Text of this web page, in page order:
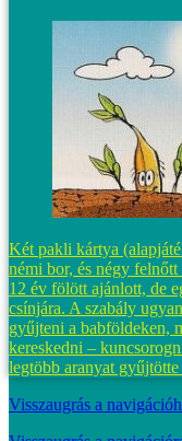
Két pakli kártya
némi bor, és négy
12 év fölött ajánlott, de
csínjára. A szabály
gyűjteni a babföldeken,
kereskedni –
legtöbb aranyat gyűjtötte
Visszaugrás a